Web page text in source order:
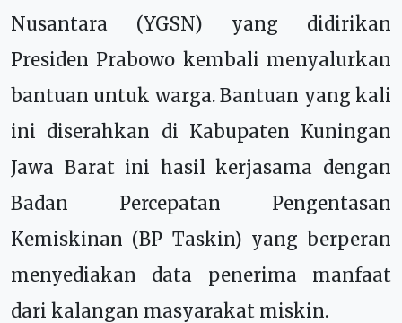
Nusantara (YGSN) yang didirikan
Presiden Prabowo kembali menyalurkan
bantuan untuk warga. Bantuan yang kali
ini diserahkan di Kabupaten Kuningan
Jawa Barat ini hasil kerjasama dengan
Badan Percepatan Pengentasan
Kemiskinan (BP Taskin) yang berperan
menyediakan data penerima manfaat
dari kalangan masyarakat miskin.